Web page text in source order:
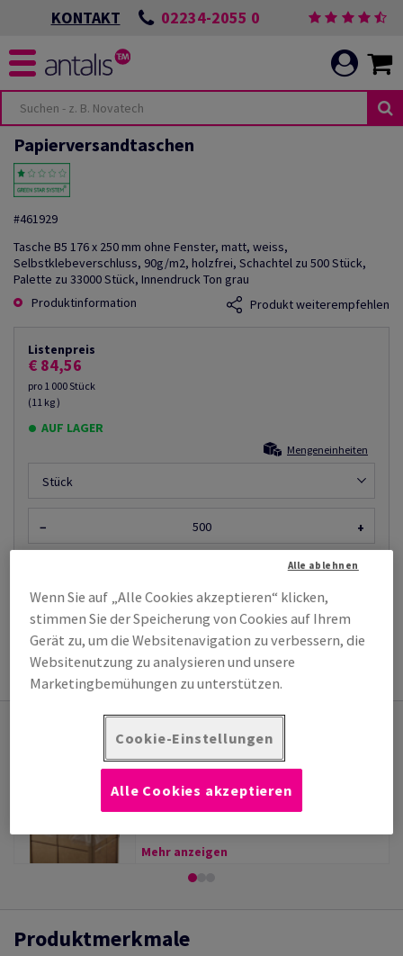
KONTAKT 02234-2055 0
Papierversandtaschen
#461929
Tasche B5 176 x 250 mm ohne Fenster, matt, weiss,
Selbstklebeverschluss, 90g/m2, holzfrei, Schachtel zu 500 Stück,
Palette zu 33000 Stück, Innendruck Ton grau
Produktinformation
Produkt weiterempfehlen
Listenpreis
€ 84,56
pro 1 000 Stück
(11 kg )
AUF LAGER
Mengeneinheiten
Stück
− +
PRODUKTINFORMATION
Das könnte Sie auch interessieren
PE-Palettenabdeckfolien
Transparente Abedeckfolie aus Polyethylen,
Mehr anzeigen
Produktmerkmale
Wenn Sie auf „Alle Cookies akzeptieren“ klicken,
stimmen Sie der Speicherung von Cookies auf Ihrem
Gerät zu, um die Websitenavigation zu verbessern, die
Websitenutzung zu analysieren und unsere
Marketingbemühungen zu unterstützen.
Cookie-Einstellungen
Alle ablehnen
Alle Cookies akzeptieren